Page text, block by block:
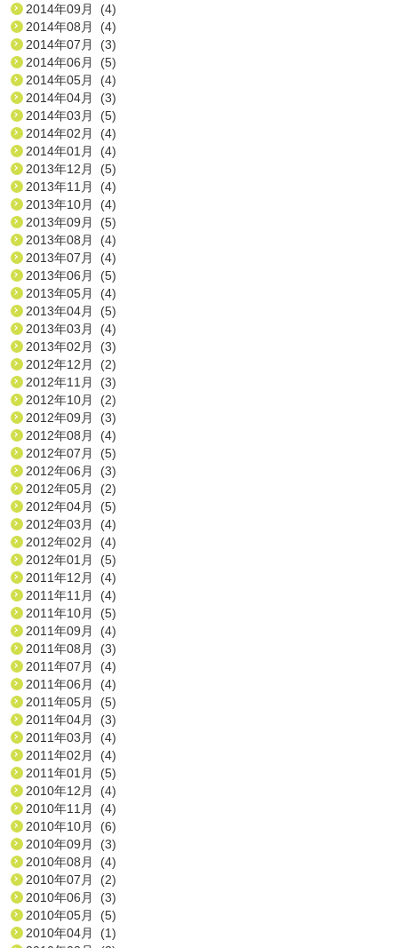
2014年09月 (4)
2014年08月 (4)
2014年07月 (3)
2014年06月 (5)
2014年05月 (4)
2014年04月 (3)
2014年03月 (5)
2014年02月 (4)
2014年01月 (4)
2013年12月 (5)
2013年11月 (4)
2013年10月 (4)
2013年09月 (5)
2013年08月 (4)
2013年07月 (4)
2013年06月 (5)
2013年05月 (4)
2013年04月 (5)
2013年03月 (4)
2013年02月 (3)
2012年12月 (2)
2012年11月 (3)
2012年10月 (2)
2012年09月 (3)
2012年08月 (4)
2012年07月 (5)
2012年06月 (3)
2012年05月 (2)
2012年04月 (5)
2012年03月 (4)
2012年02月 (4)
2012年01月 (5)
2011年12月 (4)
2011年11月 (4)
2011年10月 (5)
2011年09月 (4)
2011年08月 (3)
2011年07月 (4)
2011年06月 (4)
2011年05月 (5)
2011年04月 (3)
2011年03月 (4)
2011年02月 (4)
2011年01月 (5)
2010年12月 (4)
2010年11月 (4)
2010年10月 (6)
2010年09月 (3)
2010年08月 (4)
2010年07月 (2)
2010年06月 (3)
2010年05月 (5)
2010年04月 (1)